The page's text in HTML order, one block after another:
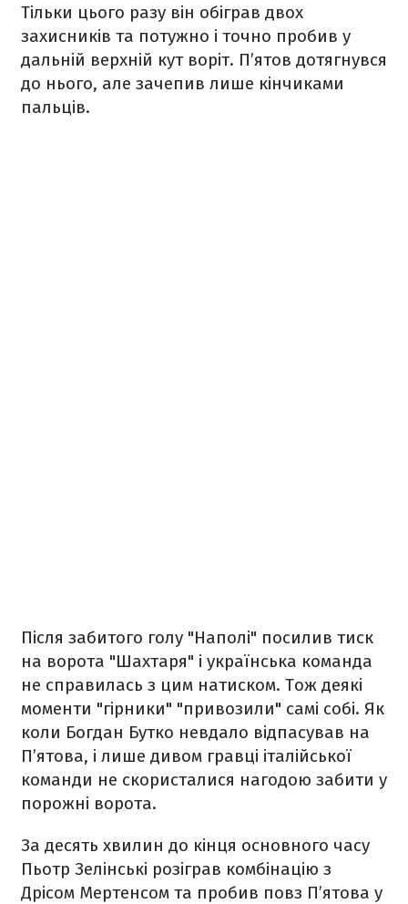
Тільки цього разу він обіграв двох
захисників та потужно і точно пробив у
дальній верхній кут воріт. П’ятов дотягнувся
до нього, але зачепив лише кінчиками
пальців.
Після забитого голу "Наполі" посилив тиск
на ворота "Шахтаря" і українська команда
не справилась з цим натиском. Тож деякі
моменти "гірники" "привозили" самі собі. Як
коли Богдан Бутко невдало відпасував на
П’ятова, і лише дивом гравці італійської
команди не скористалися нагодою забити у
порожні ворота.
За десять хвилин до кінця основного часу
Пьотр Зелінські розіграв комбінацію з
Дрісом Мертенсом та пробив повз П’ятова у